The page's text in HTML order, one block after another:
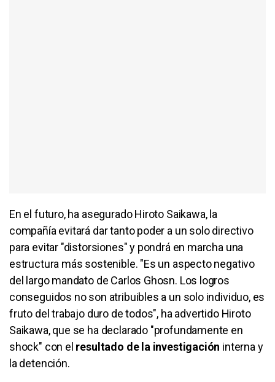
En el futuro, ha asegurado Hiroto Saikawa, la
compañía evitará dar tanto poder a un solo directivo
para evitar "distorsiones" y pondrá en marcha una
estructura más sostenible. "Es un aspecto negativo
del largo mandato de Carlos Ghosn. Los logros
conseguidos no son atribuibles a un solo individuo, es
fruto del trabajo duro de todos", ha advertido Hiroto
Saikawa, que se ha declarado "profundamente en
shock" con el resultado de la investigación interna y
la detención.